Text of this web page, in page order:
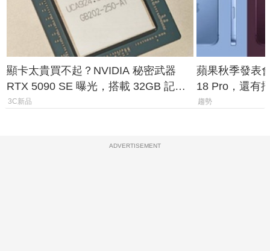
顯卡太貴買不起？NVIDIA 秘密武器
RTX 5090 SE 曝光，搭載 32GB 記憶
體
3C新品
蘋果秋季發表
18 Pro，還有
測一次看
趨勢
ADVERTISEMENT